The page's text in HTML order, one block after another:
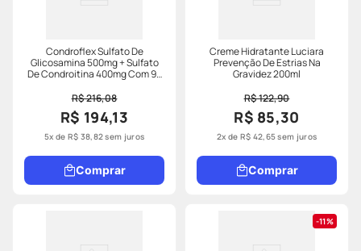
Condroflex Sulfato De
Glicosamina 500mg + Sulfato
De Condroitina 400mg Com 90
R$ 216,08
R$ 194,13
5x de R$ 38,82sem juros
Comprar
Creme Hidratante Luciara
Prevenção De Estrias Na
Gravidez 200ml
R$ 122,90
R$ 85,30
2x de R$ 42,65sem juros
Comprar
11%